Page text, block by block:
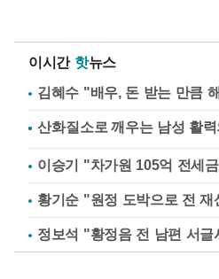
이시간 핫뉴스
김혜수 "배우, 돈 받는 만큼
이승기 "차가원 105억 전세
황기순 "원정 도박으로 전
정보석 "황정음 전 남편 서